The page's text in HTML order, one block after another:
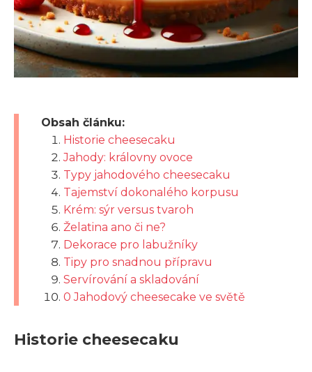
Obsah článku:
Historie cheesecaku
Jahody: královny ovoce
Typy jahodového cheesecaku
Tajemství dokonalého korpusu
Krém: sýr versus tvaroh
Želatina ano či ne?
Dekorace pro labužníky
Tipy pro snadnou přípravu
Servírování a skladování
0 Jahodový cheesecake ve světě
Historie cheesecaku